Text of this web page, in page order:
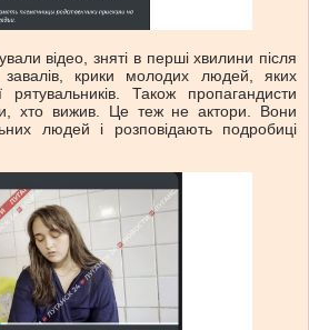
відео, зняті в перші хвилини після
крики молодих людей, яких
Також пропагандисти
хто вижив. Це теж не актори. Вони
людей і розповідають подробиці